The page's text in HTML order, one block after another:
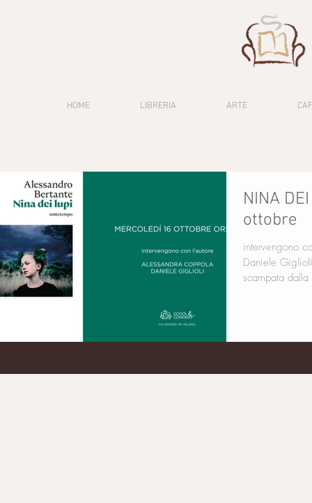
HOME LIBRERIA ARTE
NINA
ottobre
intervengono con l'autore
Daniele
scampata